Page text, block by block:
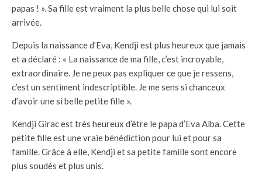
papas ! ». Sa fille est vraiment la plus belle chose qui lui soit
arrivée.
Depuis la naissance d’Eva, Kendji est plus heureux que jamais
et a déclaré : « La naissance de ma fille, c’est incroyable,
extraordinaire. Je ne peux pas expliquer ce que je ressens,
c’est un sentiment indescriptible. Je me sens si chanceux
d’avoir une si belle petite fille ».
Kendji Girac est très heureux d’être le papa d’Eva Alba. Cette
petite fille est une vraie bénédiction pour lui et pour sa
famille. Grâce à elle, Kendji et sa petite famille sont encore
plus soudés et plus unis.